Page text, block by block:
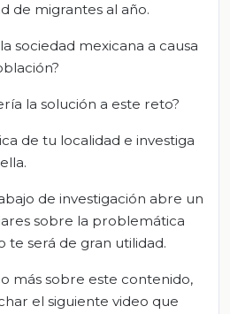
de migrantes al año.
sociedad mexicana a causa
la solución a este reto?
de tu localidad e investiga
de investigación abre un
sobre la problemática
te será de gran utilidad.
más sobre este contenido,
el siguiente video que